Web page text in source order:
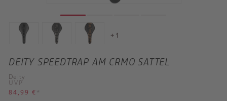
+ 1
DEITY SPEEDTRAP AM CRMO SATTEL
Deity
UVP
84,99 € *